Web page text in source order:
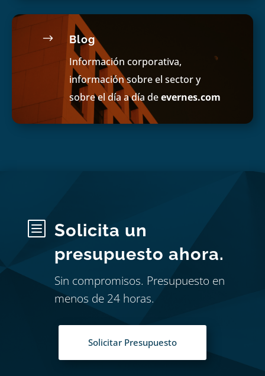
$ Blog
Información corporativa,
información sobre el sector y
sobre el día a día deevernes.com
b
Solicita un
presupuesto ahora.
Sin compromisos. Presupuesto en
menos de 24 horas.
Solicitar Presupuesto